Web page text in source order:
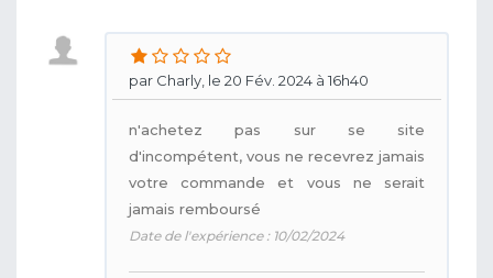
par Charly, le 20 Fév. 2024 à 16h40
n'achetez pas sur se site
d'incompétent, vous ne recevrez jamais
votre commande et vous ne serait
jamais remboursé
Date de l'expérience : 10/02/2024